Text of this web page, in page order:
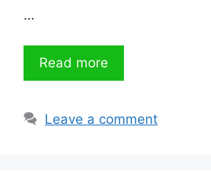
…
Read more
Leave a comment